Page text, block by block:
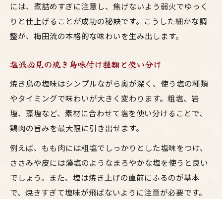
には、煮詰めすぎに注意し、焦げないよう弱火でゆっく
りと仕上げることが成功の秘訣です。こうした細かな調
整が、梅田流の本格的な味わいを生み出します。
塩派必見の焼き鳥味付け種類と使い分け
焼き鳥の塩味はシンプルながら奥が深く、使う塩の種類
やタイミングで味わいが大きく変わります。粗塩、岩
塩、藻塩など、素材に合わせて塩を使い分けることで、
鶏肉の旨みを最大限に引き出せます。
例えば、もも肉には粗塩でしっかりとした塩味をつけ、
ささみや皮には藻塩のようなまろやかな塩を使うと良い
でしょう。また、塩は焼き上げの直前にふるのが基本
で、焼きすぎて塩味が飛ばないように注意が必要です。